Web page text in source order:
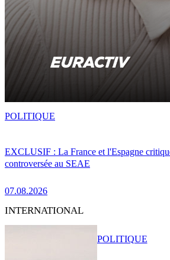
EXCLUSIF : La France et l'Espagne
controversée au SEAE
07.08.2026
POLITIQUE
INTERNATIONAL
POLITIQUE